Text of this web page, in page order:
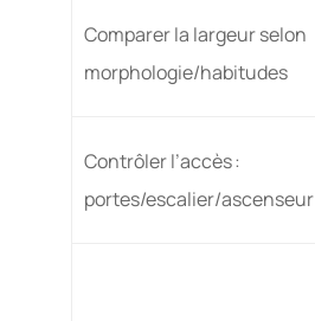
Comparer la largeur selon
morphologie/habitudes
Contrôler l’accès :
portes/escalier/ascenseur